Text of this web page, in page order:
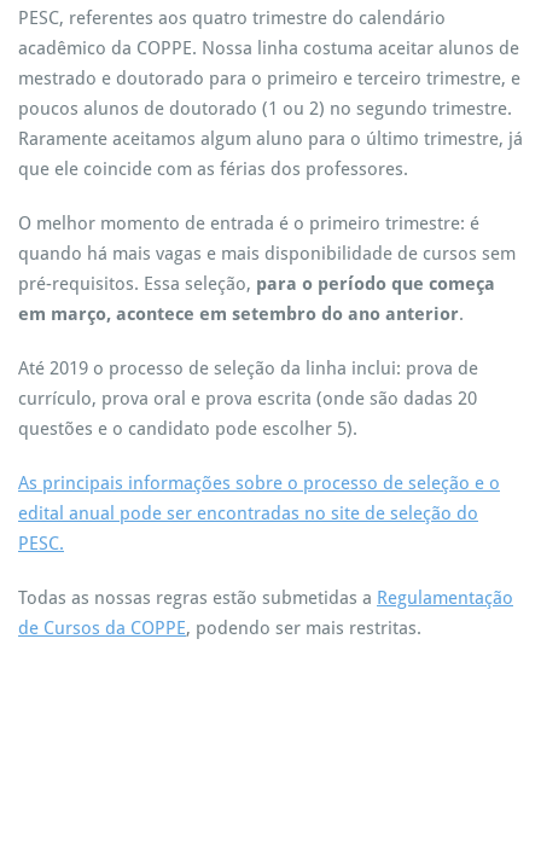
PESC, referentes aos quatro trimestre do calendário
acadêmico da COPPE. Nossa linha costuma aceitar alunos de
mestrado e doutorado para o primeiro e terceiro trimestre, e
poucos alunos de doutorado (1 ou 2) no segundo trimestre.
Raramente aceitamos algum aluno para o último trimestre, já
que ele coincide com as férias dos professores.
O melhor momento de entrada é o primeiro trimestre: é
quando há mais vagas e mais disponibilidade de cursos sem
pré-requisitos. Essa seleção, para o período que começa
em março, acontece em setembro do ano anterior.
Até 2019 o processo de seleção da linha inclui: prova de
currículo, prova oral e prova escrita (onde são dadas 20
questões e o candidato pode escolher 5).
As principais informações sobre o processo de seleção e o
edital anual pode ser encontradas no site de seleção do
PESC.
Todas as nossas regras estão submetidas a Regulamentação
de Cursos da COPPE, podendo ser mais restritas.